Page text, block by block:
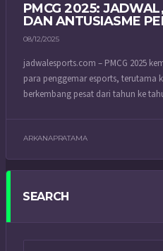
PMCG 2025:
DAN ANTUSIASME
08/12/2025
jadwalesports.com – PMCG 2025
para penggemar esports, terutama
berkembang pesat dari tahun ke
ARKANAPRATAMA
SEARCH